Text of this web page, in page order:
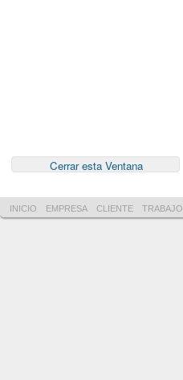
INICIO EMPRESA CLIENTE TRABAJO